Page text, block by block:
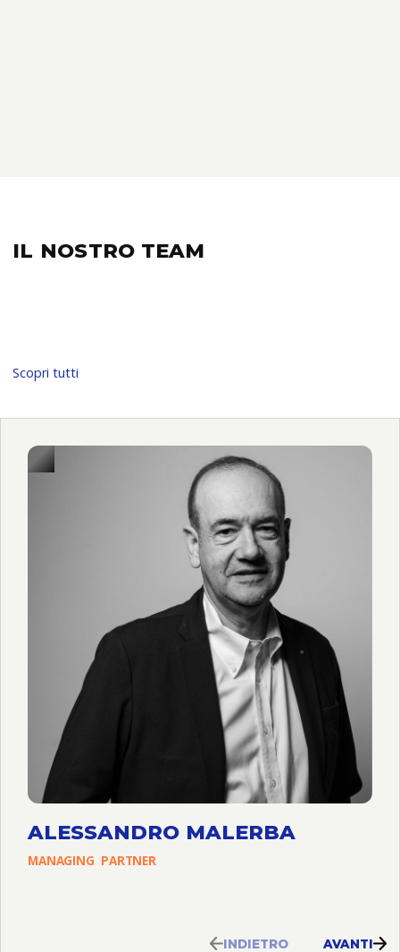
ALESSANDRO MALERBA
MANAGING PARTNER
IL NOSTRO TEAM
Scopri tutti
INDIETRO AVANTI